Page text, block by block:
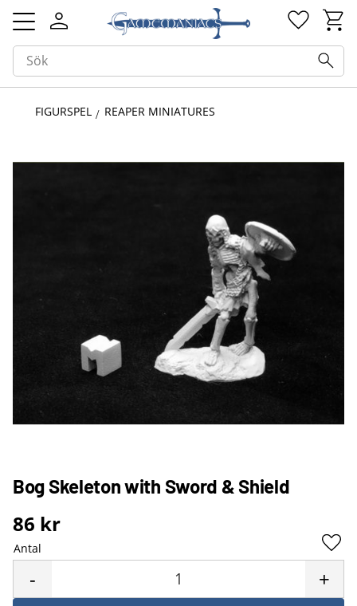
Meny
FIGURSPEL REAPER MINIATURES
Bog Skeleton with Sword & Shield
86 kr
Antal
+
-